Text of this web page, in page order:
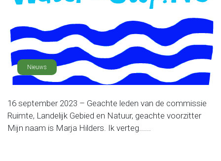
Nieuws
16 september 2023 – Geachte leden van de commissie
Ruimte, Landelijk Gebied en Natuur, geachte voorzitter
Mijn naam is Marja Hilders. Ik verteg......